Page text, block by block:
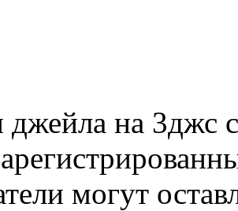
джейла на 3джс
могут